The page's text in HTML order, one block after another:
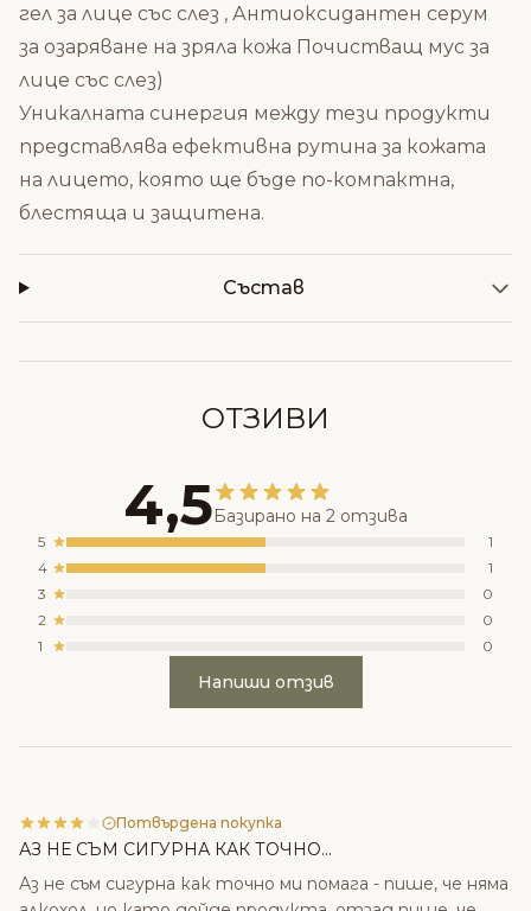
гел за лице със слез , Антиоксидантен серум
за озаряване на зряла кожа Почистващ мус за
лице със слез)
Уникалната синергия между тези продукти
представлява ефективна рутина за кожата
на лицето, която ще бъде по-компактна,
блестяща и защитена.
Състав
ОТЗИВИ
4,5Базирано на 2 отзива
5
1
4
1
3
0
2
0
1
0
Напиши отзив
Потвърдена покупка
АЗ НЕ СЪМ СИГУРНА КАК ТОЧНО...
Аз не съм сигурна как точно ми помага - пише, че няма